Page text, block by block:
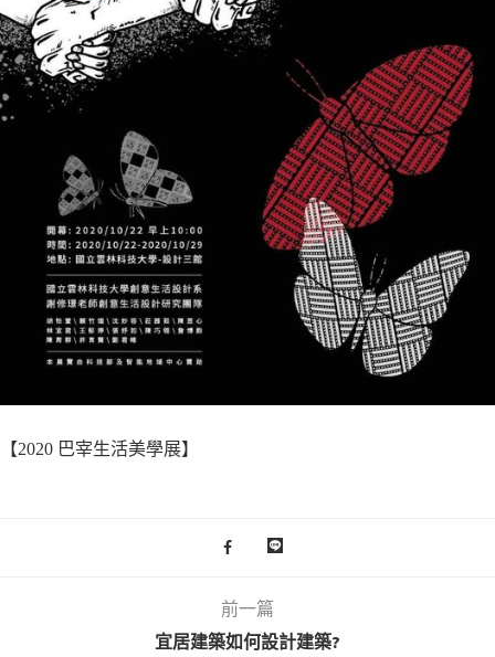
【2020 巴宰生活美學展】
前一篇
宜居建築如何設計建築?